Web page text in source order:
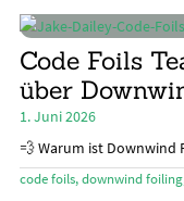
Code Foils
über
1. Juni 2026
💨 Warum ist Downwind
code foils, downwind foiling